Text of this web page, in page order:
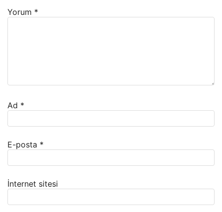
Yorum *
Ad *
E-posta *
İnternet sitesi